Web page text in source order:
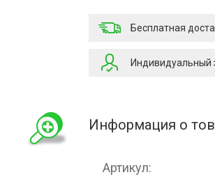
Бесплатная
Индивидуальный
Информация о
Артикул